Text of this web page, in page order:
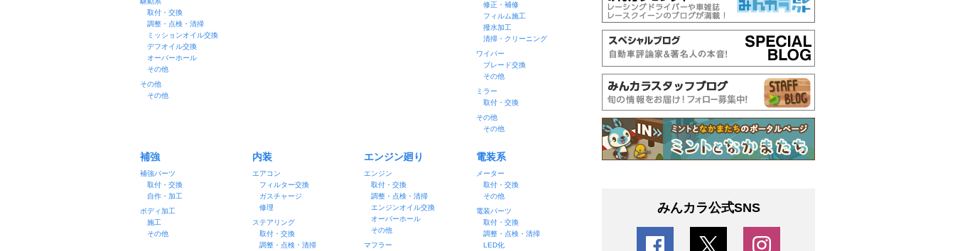
取付・交換
調整・点検・清掃
ミッションオイル交換
デフオイル交換
オーバーホール
その他
その他
その他
修正・補修
フィルム施工
撥水加工
清掃・クリーニング
ワイパー
ブレード交換
その他
ミラー
取付・交換
その他
その他
補強
補強パーツ
取付・交換
自作・加工
ボディ加工
施工
その他
内装
エアコン
フィルター交換
ガスチャージ
修理
ステアリング
取付・交換
調整・点検・清掃
エンジン廻り
エンジン
取付・交換
調整・点検・清掃
エンジンオイル交換
オーバーホール
その他
マフラー
電装系
メーター
取付・交換
その他
電装パーツ
取付・交換
調整・点検・清掃
LED化
みんカラ公式SNS